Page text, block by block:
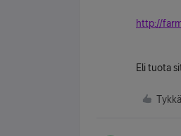
http://
Eli tuota